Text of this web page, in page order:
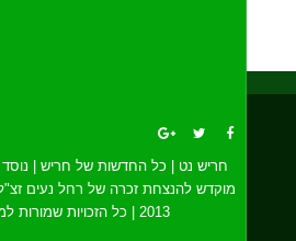
חריש נט | כל החדשות של חריש | נוסד בשנת 2018 | אתר זה
מוקדש להנצחת זכרה של רחל נעים זצ"ל, 01-01-1930 - 02-02-